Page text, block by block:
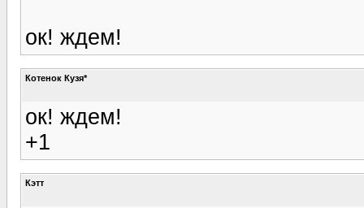
ок! ждем!
Котенок Кузя*
ок! ждем!
+1
Кэтт